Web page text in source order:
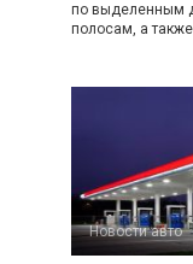
по выделенным
полосам, а
Новости авто